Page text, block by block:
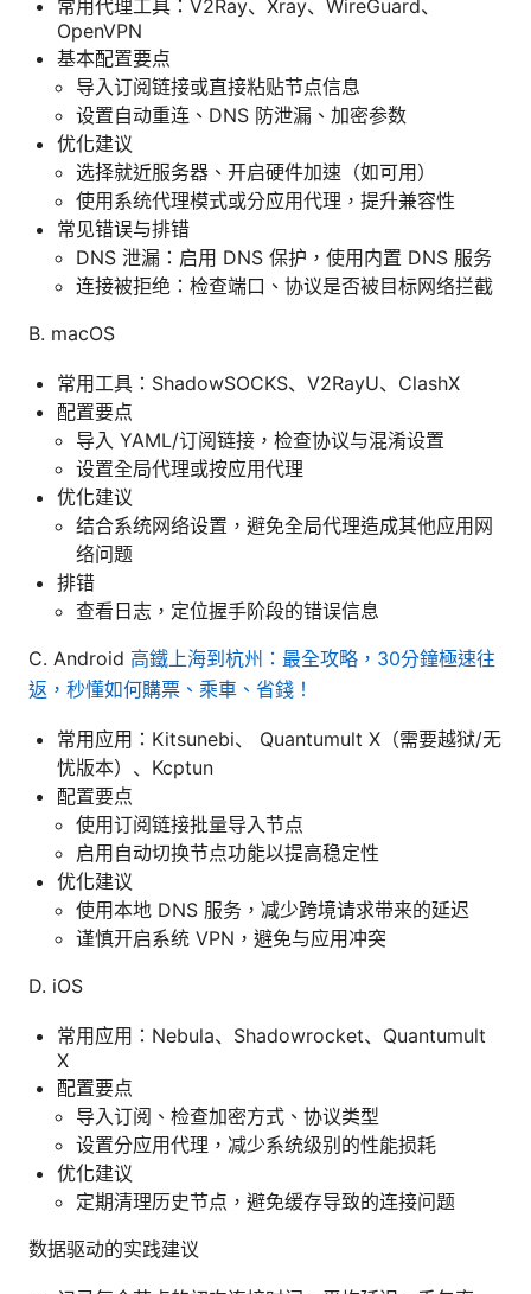
常用代理工具：V2Ray、Xray、WireGuard、
OpenVPN
基本配置要点
导入订阅链接或直接粘贴节点信息
设置自动重连、DNS 防泄漏、加密参数
优化建议
选择就近服务器、开启硬件加速（如可用）
使用系统代理模式或分应用代理，提升兼容性
常见错误与排错
DNS 泄漏：启用 DNS 保护，使用内置 DNS 服务
连接被拒绝：检查端口、协议是否被目标网络拦截
B. macOS
常用工具：ShadowSOCKS、V2RayU、ClashX
配置要点
导入 YAML/订阅链接，检查协议与混淆设置
设置全局代理或按应用代理
优化建议
结合系统网络设置，避免全局代理造成其他应用网
络问题
排错
查看日志，定位握手阶段的错误信息
C. Android 高鐵上海到杭州：最全攻略，30分鐘極速往
返，秒懂如何購票、乘車、省錢！
常用应用：Kitsunebi、 Quantumult X（需要越狱/无
忧版本）、Kcptun
配置要点
使用订阅链接批量导入节点
启用自动切换节点功能以提高稳定性
优化建议
使用本地 DNS 服务，减少跨境请求带来的延迟
谨慎开启系统 VPN，避免与应用冲突
D. iOS
常用应用：Nebula、Shadowrocket、Quantumult
X
配置要点
导入订阅、检查加密方式、协议类型
设置分应用代理，减少系统级别的性能损耗
优化建议
定期清理历史节点，避免缓存导致的连接问题
数据驱动的实践建议